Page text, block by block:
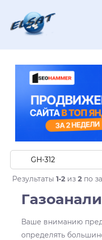
Результаты 1-2 из 2 по
Ваше вниманию
определять